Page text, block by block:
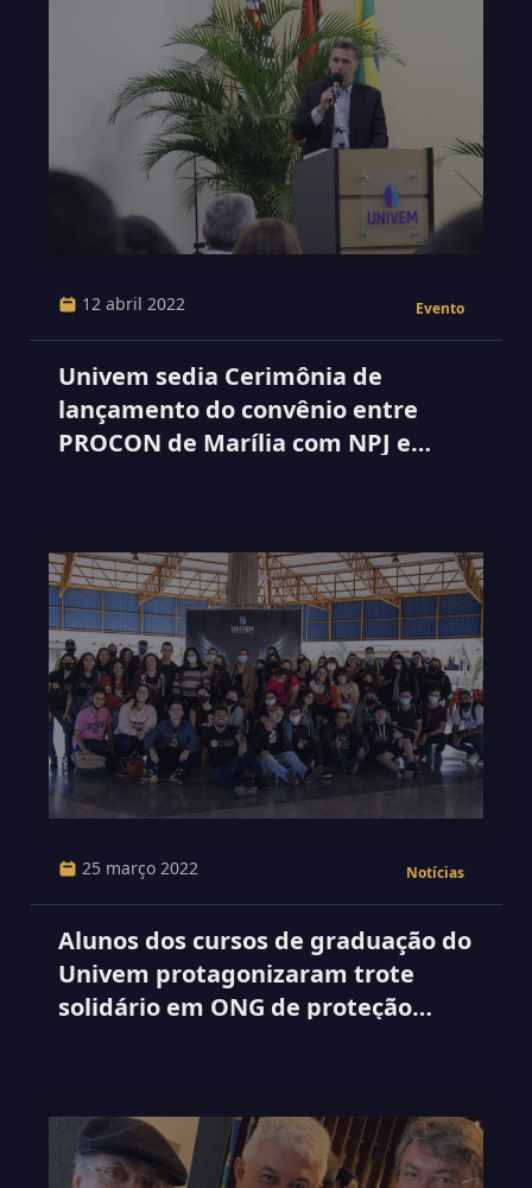
12 abril 2022 Evento
Univem sedia Cerimônia de
lançamento do convênio entre
PROCON de Marília com NPJ e
25 março 2022 Notícias
Alunos dos cursos de graduação do
Univem protagonizaram trote
solidário em ONG de proteção